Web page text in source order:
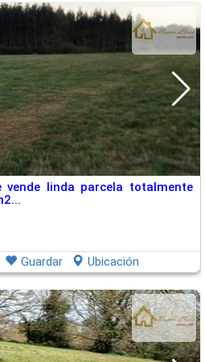
linda parcela totalmente
Guardar Ubicación